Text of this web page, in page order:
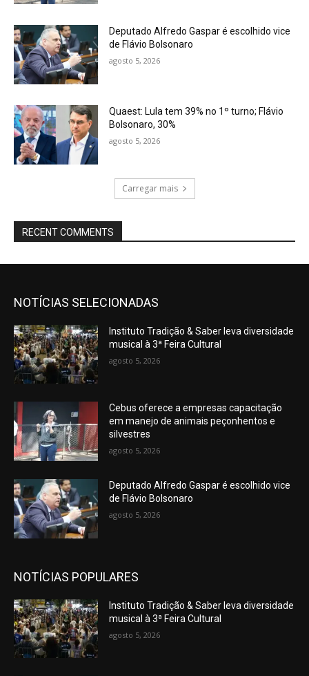
Deputado Alfredo Gaspar é escolhido vice
de Flávio Bolsonaro
agosto 5, 2026
Quaest: Lula tem 39% no 1º turno; Flávio
Bolsonaro, 30%
agosto 5, 2026
Carregar mais
RECENT COMMENTS
NOTÍCIAS SELECIONADAS
Instituto Tradição & Saber leva diversidade
musical à 3ª Feira Cultural
agosto 5, 2026
Cebus oferece a empresas capacitação
em manejo de animais peçonhentos e
silvestres
agosto 5, 2026
Deputado Alfredo Gaspar é escolhido vice
de Flávio Bolsonaro
agosto 5, 2026
NOTÍCIAS POPULARES
Instituto Tradição & Saber leva diversidade
musical à 3ª Feira Cultural
agosto 5, 2026